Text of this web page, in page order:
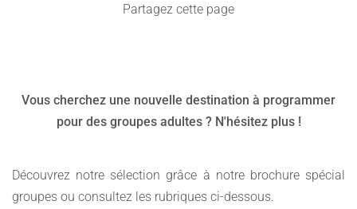
Partagez cette page
Vous cherchez une nouvelle destination à programmer
pour des groupes adultes ? N'hésitez plus !
Découvrez notre sélection grâce à notre brochure spécial
groupes ou consultez les rubriques ci-dessous.